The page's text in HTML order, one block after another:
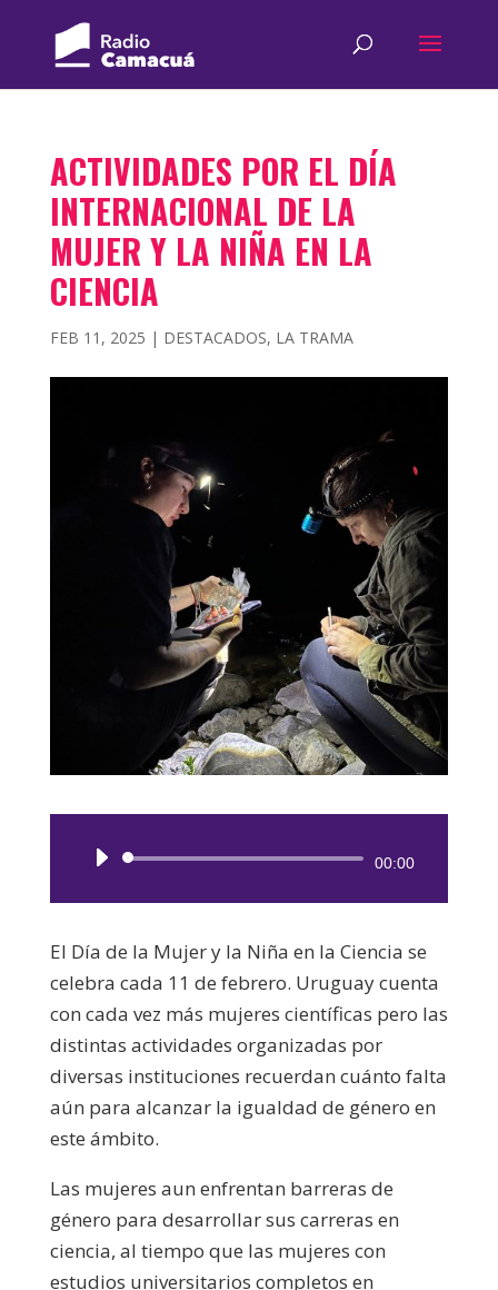
ACTIVIDADES POR EL DÍA
INTERNACIONAL DE LA
MUJER Y LA NIÑA EN LA
CIENCIA
FEB 11, 2025 | DESTACADOS, LA TRAMA
Reproductor
00:00
El Día de la Mujer y la Niña en la Ciencia se
celebra cada 11 de febrero. Uruguay cuenta
con cada vez más mujeres científicas pero las
distintas actividades organizadas por
diversas instituciones recuerdan cuánto falta
aún para alcanzar la igualdad de género en
este ámbito.
Las mujeres aun enfrentan barreras de
género para desarrollar sus carreras en
ciencia, al tiempo que las mujeres con
estudios universitarios completos en